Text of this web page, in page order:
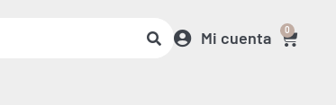
Mi cuenta 0